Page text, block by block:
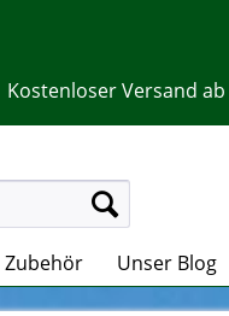
Kostenloser Versand ab
Zubehör Unser Blog